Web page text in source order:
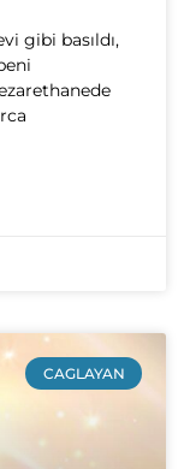
gibi basıldı,
CAGLAYAN